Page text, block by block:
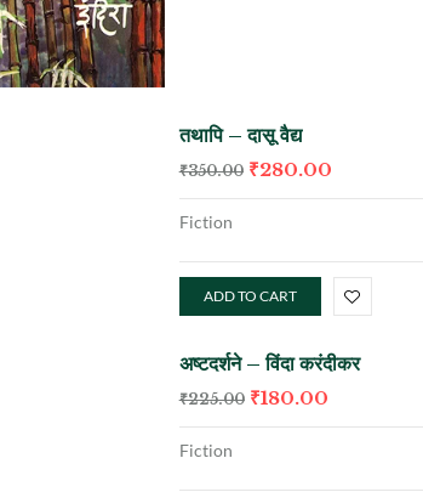
तथापि – दासू वैद्य
₹350.00 ₹280.00
Fiction
ADD TO CART
अष्टदर्शने – विंदा करंदीकर
₹225.00 ₹180.00
Fiction